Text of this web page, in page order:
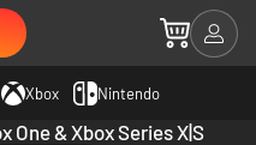
Xbox Nintendo
One & Xbox Series X|S